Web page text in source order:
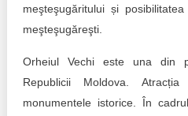
meşteşugăritului și
meşteşugăreşti.
Orheiul Vechi este una din
Republicii Moldova.
monumentele istorice. În